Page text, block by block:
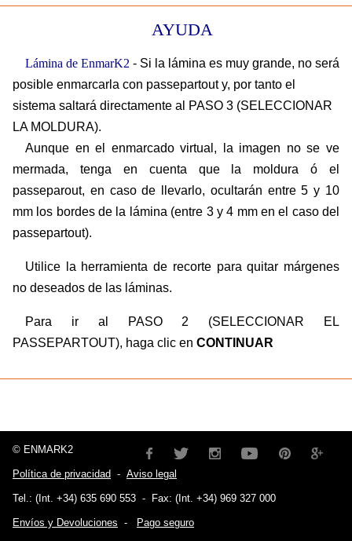
AYUDA
Lámina de EnmarK2 - Si la lámina es muy grande, no será
posible enmarcarla con passepartout y, por tanto el
sistema saltará directamente al PASO 3 (SELECCIONAR
LA MOLDURA).
Aunque en el enmarcado virtual, la imagen no se ve
mermada, tenga en cuenta que la moldura ó el
passeparout, en caso de llevarlo, ocultarán entre 5 y 10
mm los bordes de la lámina (entre 3 y 4 mm en el caso del
passepartout).
Utilice la herramienta de recorte para quitar márgenes
no deseados de las láminas.
Para ir al PASO 2 (SELECCIONAR EL
PASSEPARTOUT), haga clic en CONTINUAR
© ENMARK2
Política de privacidad - Aviso legal
Tel.: (Int. +34) 635 690 553 - Fax: (Int. +34) 969 327 000
Envíos y Devoluciones - Pago seguro